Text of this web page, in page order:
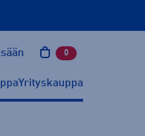
0 tuotetta
Yrityskauppa